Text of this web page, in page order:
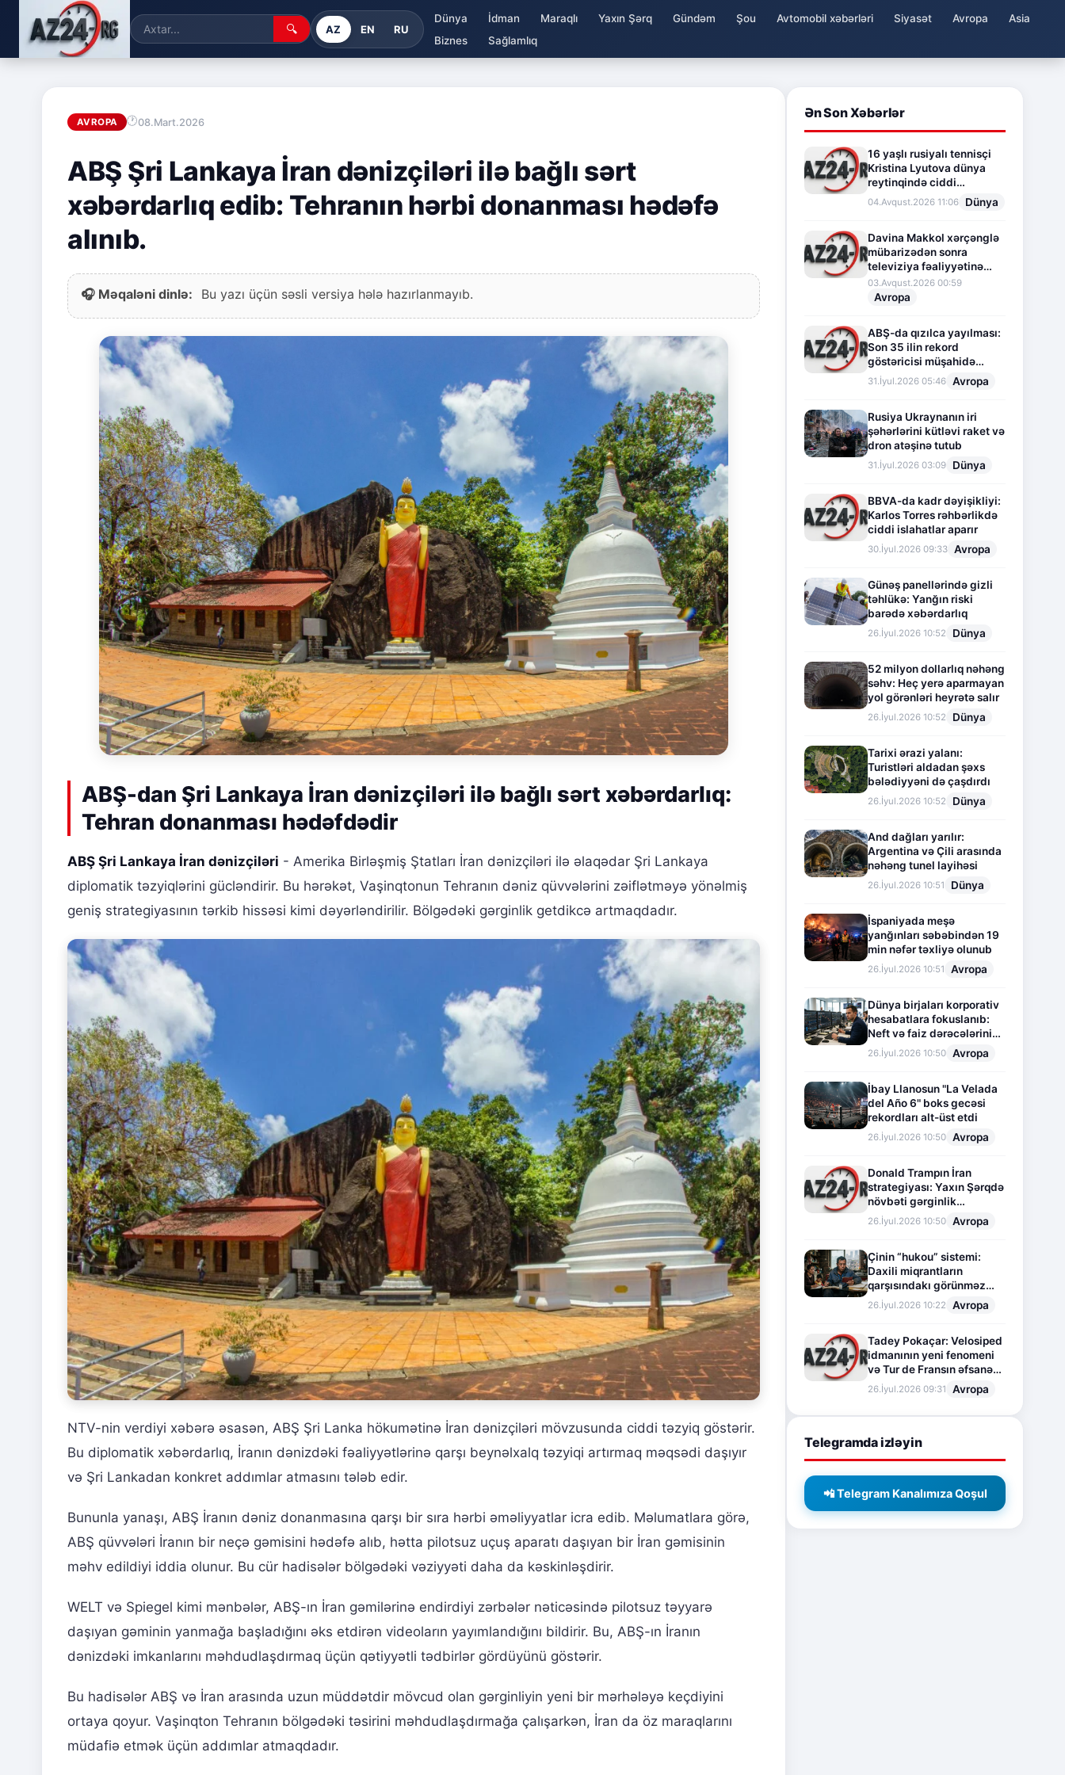
🔍 AZ EN RU
Dünya İdman Maraqlı Yaxın Şərq Gündəm Şou Avtomobil xəbərləri Siyasət Avropa
Asia
Biznes
Sağlamlıq
AVROPA 08.Mart.2026
ABŞ Şri Lankaya İran dənizçiləri ilə bağlı sərt
xəbərdarlıq edib: Tehranın hərbi donanması hədəfə
alınıb.
🎧 Məqaləni dinlə: Bu yazı üçün səsli versiya hələ hazırlanmayıb.
ABŞ-dan Şri Lankaya İran dənizçiləri ilə bağlı sərt xəbərdarlıq:
Tehran donanması hədəfdədir
ABŞ Şri Lankaya İran dənizçiləri - Amerika Birləşmiş Ştatları İran dənizçiləri ilə əlaqədar Şri Lankaya
diplomatik təzyiqlərini gücləndirir. Bu hərəkət, Vaşinqtonun Tehranın dəniz qüvvələrini zəiflətməyə yönəlmiş
geniş strategiyasının tərkib hissəsi kimi dəyərləndirilir. Bölgədəki gərginlik getdikcə artmaqdadır.
NTV-nin verdiyi xəbərə əsasən, ABŞ Şri Lanka hökumətinə İran dənizçiləri mövzusunda ciddi təzyiq göstərir.
Bu diplomatik xəbərdarlıq, İranın dənizdəki fəaliyyətlərinə qarşı beynəlxalq təzyiqi artırmaq məqsədi daşıyır
və Şri Lankadan konkret addımlar atmasını tələb edir.
Bununla yanaşı, ABŞ İranın dəniz donanmasına qarşı bir sıra hərbi əməliyyatlar icra edib. Məlumatlara görə,
ABŞ qüvvələri İranın bir neçə gəmisini hədəfə alıb, hətta pilotsuz uçuş aparatı daşıyan bir İran gəmisinin
məhv edildiyi iddia olunur. Bu cür hadisələr bölgədəki vəziyyəti daha da kəskinləşdirir.
WELT və Spiegel kimi mənbələr, ABŞ-ın İran gəmilərinə endirdiyi zərbələr nəticəsində pilotsuz təyyarə
daşıyan gəminin yanmağa başladığını əks etdirən videoların yayımlandığını bildirir. Bu, ABŞ-ın İranın
dənizdəki imkanlarını məhdudlaşdırmaq üçün qətiyyətli tədbirlər gördüyünü göstərir.
Bu hadisələr ABŞ və İran arasında uzun müddətdir mövcud olan gərginliyin yeni bir mərhələyə keçdiyini
ortaya qoyur. Vaşinqton Tehranın bölgədəki təsirini məhdudlaşdırmağa çalışarkən, İran da öz maraqlarını
müdafiə etmək üçün addımlar atmaqdadır.
Ən Son Xəbərlər
16 yaşlı rusiyalı tennisçi
Kristina Lyutova dünya
reytinqində ciddi
irəliləyişə imza atdı
04.Avqust.2026 11:06 Dünya
Davina Makkol xərçənglə
mübarizədən sonra
televiziya fəaliyyətinə
fasilə verir
03.Avqust.2026 00:59
Avropa
ABŞ-da qızılca yayılması:
Son 35 ilin rekord
göstəricisi müşahidə
olunur
31.İyul.2026 05:46 Avropa
Rusiya Ukraynanın iri
şəhərlərini kütləvi raket və
dron atəşinə tutub
31.İyul.2026 03:09 Dünya
BBVA-da kadr dəyişikliyi:
Karlos Torres rəhbərlikdə
ciddi islahatlar aparır
30.İyul.2026 09:33 Avropa
Günəş panellərində gizli
təhlükə: Yanğın riski
barədə xəbərdarlıq
26.İyul.2026 10:52 Dünya
52 milyon dollarlıq nəhəng
səhv: Heç yerə aparmayan
yol görənləri heyrətə salır
26.İyul.2026 10:52 Dünya
Tarixi ərazi yalanı:
Turistləri aldadan şəxs
bələdiyyəni də çaşdırdı
26.İyul.2026 10:52 Dünya
And dağları yarılır:
Argentina və Çili arasında
nəhəng tunel layihəsi
26.İyul.2026 10:51 Dünya
İspaniyada meşə
yanğınları səbəbindən 19
min nəfər təxliyə olunub
26.İyul.2026 10:51 Avropa
Dünya birjaları korporativ
hesabatlara fokuslanıb:
Neft və faiz dərəcələrinin
təsiri altında cari vəziyyət
26.İyul.2026 10:50 Avropa
İbay Llanosun "La Velada
del Año 6" boks gecəsi
rekordları alt-üst etdi
26.İyul.2026 10:50 Avropa
Donald Trampın İran
strategiyası: Yaxın Şərqdə
növbəti gərginlik
mərhələsi
26.İyul.2026 10:50 Avropa
Çinin “hukou” sistemi:
Daxili miqrantların
qarşısındakı görünməz
sədd
26.İyul.2026 10:22 Avropa
Tadey Pokaçar: Velosiped
idmanının yeni fenomeni
və Tur de Fransın əfsanəvi
səhifəsi
26.İyul.2026 09:31 Avropa
Telegramda izləyin
📲 Telegram Kanalımıza Qoşul